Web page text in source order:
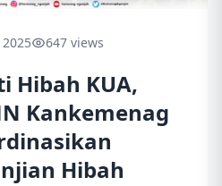
647 views
Hibah KUA,
Kankemenag
Hibah